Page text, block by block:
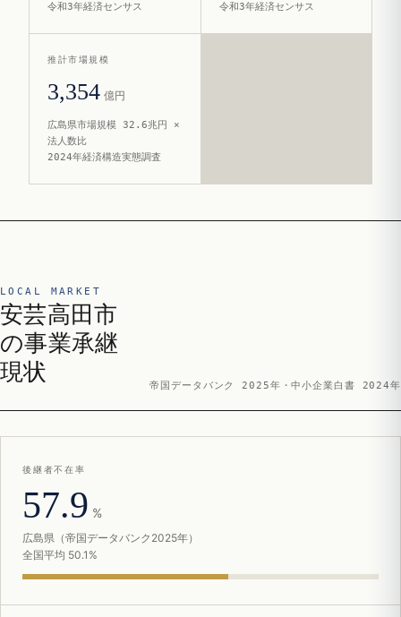
令和3年経済センサス 令和3年経済センサス
推計市場規模
3,354 億円
広島県市場規模 32.6兆円 ×
法人数比
2024年経済構造実態調査
LOCAL MARKET
安芸高田市
の事業承継
現状
帝国データバンク 2025年・中小企業白書 2024年
後継者不在率
57.9 %
広島県（帝国データバンク2025年）
全国平均 50.1%